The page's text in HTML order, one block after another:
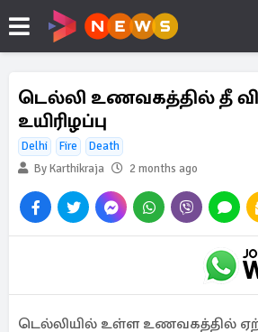
டெல்லி உணவகத்தில் தீ
உயிரிழப்பு
Delhi Fire
Death
By Karthikraja
2 months ago
டெல்லியில் உள்ள உணவகத்தில்